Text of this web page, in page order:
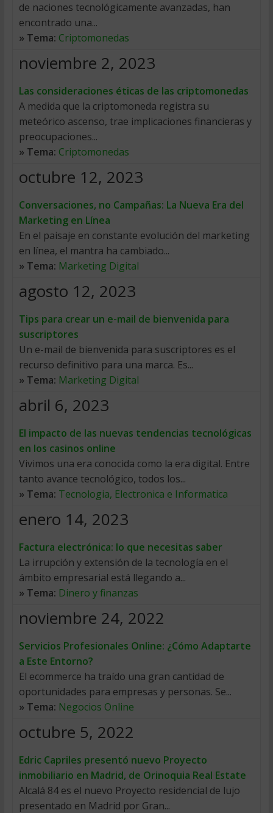
de naciones tecnológicamente avanzadas, han
encontrado una...
» Tema: Criptomonedas
noviembre 2, 2023
Las consideraciones éticas de las criptomonedas
A medida que la criptomoneda registra su
meteórico ascenso, trae implicaciones financieras y
preocupaciones...
» Tema: Criptomonedas
octubre 12, 2023
Conversaciones, no Campañas: La Nueva Era del
Marketing en Línea
En el paisaje en constante evolución del marketing
en línea, el mantra ha cambiado...
» Tema: Marketing Digital
agosto 12, 2023
Tips para crear un e-mail de bienvenida para
suscriptores
Un e-mail de bienvenida para suscriptores es el
recurso definitivo para una marca. Es...
» Tema: Marketing Digital
abril 6, 2023
El impacto de las nuevas tendencias tecnológicas
en los casinos online
Vivimos una era conocida como la era digital. Entre
tanto avance tecnológico, todos los...
» Tema: Tecnologia, Electronica e Informatica
enero 14, 2023
Factura electrónica: lo que necesitas saber
La irrupción y extensión de la tecnología en el
ámbito empresarial está llegando a...
» Tema: Dinero y finanzas
noviembre 24, 2022
Servicios Profesionales Online: ¿Cómo Adaptarte
a Este Entorno?
El ecommerce ha traído una gran cantidad de
oportunidades para empresas y personas. Se...
» Tema: Negocios Online
octubre 5, 2022
Edric Capriles presentó nuevo Proyecto
inmobiliario en Madrid, de Orinoquia Real Estate
Alcalá 84 es el nuevo Proyecto residencial de lujo
presentado en Madrid por Gran...